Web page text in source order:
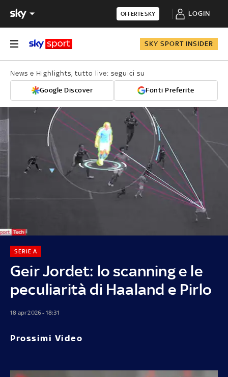
OFFERTE SKY LOGIN
SKY SPORT INSIDER
News e Highlights, tutto live: seguici su
Google Discover Fonti Preferite
Geir Jordet: lo scanning e le
peculiarità di Haaland e Pirlo
SERIE A
18 apr 2026 - 18:31
Prossimi Video